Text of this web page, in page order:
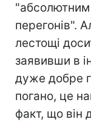
"абсолютним
перегонів".
лестощі
заявивши в
дуже добре
погано, це
факт, що він